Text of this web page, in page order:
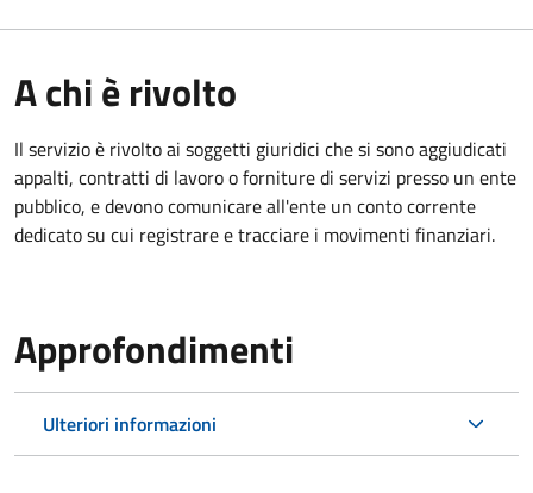
A chi è rivolto
Il servizio è rivolto ai soggetti giuridici che si sono aggiudicati
appalti, contratti di lavoro o forniture di servizi presso un ente
pubblico, e devono comunicare all'ente un conto corrente
dedicato su cui registrare e tracciare i movimenti finanziari.
Approfondimenti
Ulteriori informazioni